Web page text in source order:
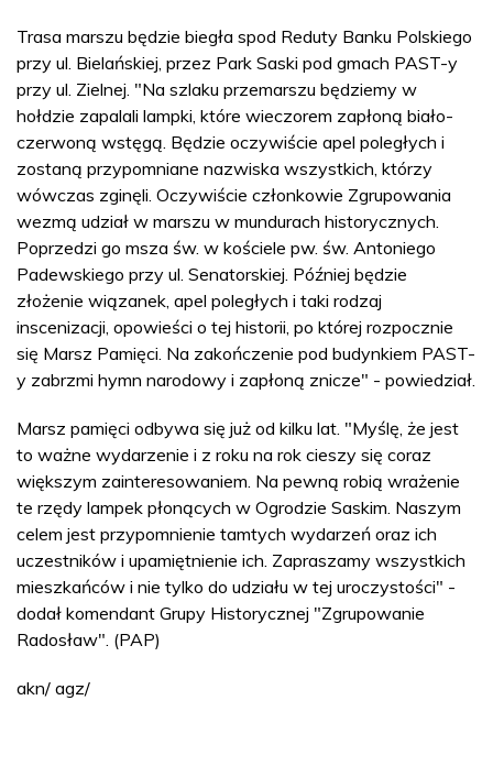
Trasa marszu będzie biegła spod Reduty Banku Polskiego
przy ul. Bielańskiej, przez Park Saski pod gmach PAST-y
przy ul. Zielnej. "Na szlaku przemarszu będziemy w
hołdzie zapalali lampki, które wieczorem zapłoną biało-
czerwoną wstęgą. Będzie oczywiście apel poległych i
zostaną przypomniane nazwiska wszystkich, którzy
wówczas zginęli. Oczywiście członkowie Zgrupowania
wezmą udział w marszu w mundurach historycznych.
Poprzedzi go msza św. w kościele pw. św. Antoniego
Padewskiego przy ul. Senatorskiej. Później będzie
złożenie wiązanek, apel poległych i taki rodzaj
inscenizacji, opowieści o tej historii, po której rozpocznie
się Marsz Pamięci. Na zakończenie pod budynkiem PAST-
y zabrzmi hymn narodowy i zapłoną znicze" - powiedział.
Marsz pamięci odbywa się już od kilku lat. "Myślę, że jest
to ważne wydarzenie i z roku na rok cieszy się coraz
większym zainteresowaniem. Na pewną robią wrażenie
te rzędy lampek płonących w Ogrodzie Saskim. Naszym
celem jest przypomnienie tamtych wydarzeń oraz ich
uczestników i upamiętnienie ich. Zapraszamy wszystkich
mieszkańców i nie tylko do udziału w tej uroczystości" -
dodał komendant Grupy Historycznej "Zgrupowanie
Radosław". (PAP)
akn/ agz/